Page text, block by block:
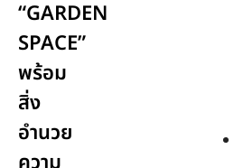
“GARDEN
SPACE”
พร้อม
สิ่ง
อำนวย